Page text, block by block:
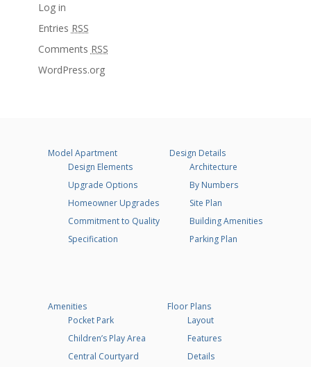
Log in
Entries RSS
Comments RSS
WordPress.org
Model Apartment
Design Elements
Upgrade Options
Homeowner Upgrades
Commitment to Quality
Specification
Design Details
Architecture
By Numbers
Site Plan
Building Amenities
Parking Plan
Amenities
Pocket Park
Children’s Play Area
Central Courtyard
Floor Plans
Layout
Features
Details